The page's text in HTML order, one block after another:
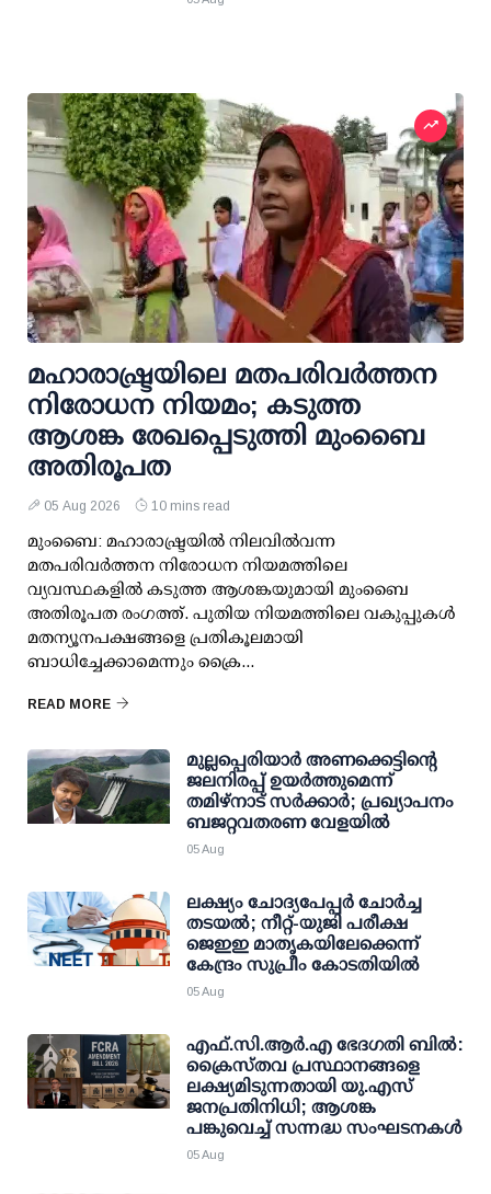
മഹാരാഷ്ട്രയിലെ മതപരിവർത്തന
നിരോധന നിയമം; കടുത്ത
ആശങ്ക രേഖപ്പെടുത്തി മുംബൈ
അതിരൂപത
05 Aug 2026 10 mins read
മുംബൈ: മഹാരാഷ്ട്രയിൽ നിലവിൽവന്ന
മതപരിവർത്തന നിരോധന നിയമത്തിലെ
വ്യവസ്ഥകളിൽ കടുത്ത ആശങ്കയുമായി മുംബൈ
അതിരൂപത രംഗത്ത്. പുതിയ നിയമത്തിലെ വകുപ്പുകൾ
മതന്യൂനപക്ഷങ്ങളെ പ്രതികൂലമായി
ബാധിച്ചേക്കാമെന്നും ക്രൈ...
READ MORE
മുല്ലപ്പെരിയാര്‍ അണക്കെട്ടിന്റെ
ജലനിരപ്പ് ഉയര്‍ത്തുമെന്ന്
തമിഴ്‌നാട് സര്‍ക്കാര്‍; പ്രഖ്യാപനം
ബജറ്റവതരണ വേളയില്‍
05 Aug
ലക്ഷ്യം ചോദ്യപേപ്പര്‍ ചോര്‍ച്ച
തടയല്‍; നീറ്റ്-യുജി പരീക്ഷ
ജെഇഇ മാതൃകയിലേക്കെന്ന്
കേന്ദ്രം സുപ്രീം കോടതിയില്‍
05 Aug
എഫ്.സി.ആര്‍.എ ഭേദഗതി ബില്‍:
ക്രൈസ്തവ പ്രസ്ഥാനങ്ങളെ
ലക്ഷ്യമിടുന്നതായി യു.എസ്
ജനപ്രതിനിധി; ആശങ്ക
പങ്കുവെച്ച് സന്നദ്ധ സംഘടനകള്‍
05 Aug